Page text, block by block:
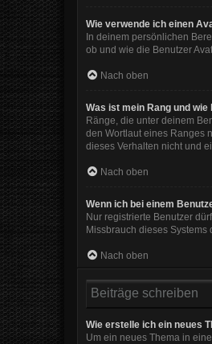
Wie verwende ich einen
In deinem persönlichen
ob und wie die Benutzer
Nach oben
Was ist mein Rang und
Ränge, die unter deinem
den Wortlaut eines Ranges
dieses Verhalten nicht und
Nach oben
Wenn ich bei einem
Nur registrierte Benutzer
Missbrauch dieses
Nach oben
Beiträge schreiben
Wie erstelle ich ein neues
Um ein neues Thema in